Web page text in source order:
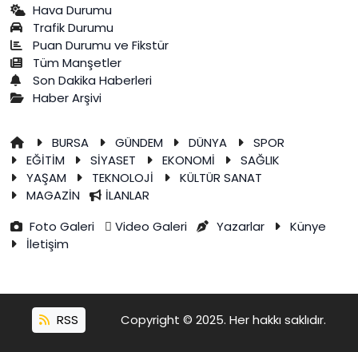
Hava Durumu
Trafik Durumu
Puan Durumu ve Fikstür
Tüm Manşetler
Son Dakika Haberleri
Haber Arşivi
BURSA GÜNDEM DÜNYA
SPOR
EĞİTİM
SİYASET EKONOMİ
SAĞLIK
YAŞAM
TEKNOLOJİ
KÜLTÜR SANAT
MAGAZİN
İLANLAR
Foto Galeri
Video Galeri Yazarlar
Künye
İletişim
RSS Copyright © 2025. Her hakkı saklıdır.